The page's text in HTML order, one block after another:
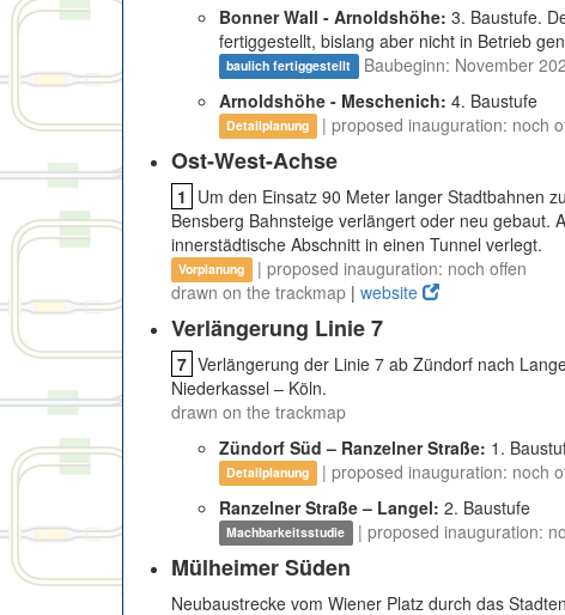
Bonner Wall - Arnoldshöhe: 3. Baustufe.
fertiggestellt, bislang aber nicht in Betrieb
baulich fertiggestellt
Baubeginn: November
Arnoldshöhe - Meschenich: 4. Baustufe
Detailplanung | proposed inauguration: noch
Ost-West-Achse
1 Um den Einsatz 90 Meter langer Stadtbahnen
Bensberg Bahnsteige verlängert oder neu gebaut.
innerstädtische Abschnitt in einen Tunnel verlegt.
Vorplanung
| proposed inauguration: noch offen
drawn on the trackmap | website
Verlängerung Linie 7
7 Verlängerung der Linie 7 ab Zündorf nach
Niederkassel – Köln.
drawn on the trackmap
Zündorf Süd – Ranzelner Straße: 1.
Detailplanung
| proposed inauguration: noch
Ranzelner Straße – Langel: 2. Baustufe
Machbarkeitsstudie | proposed inauguration:
Mülheimer Süden
Neubaustrecke vom Wiener Platz durch das